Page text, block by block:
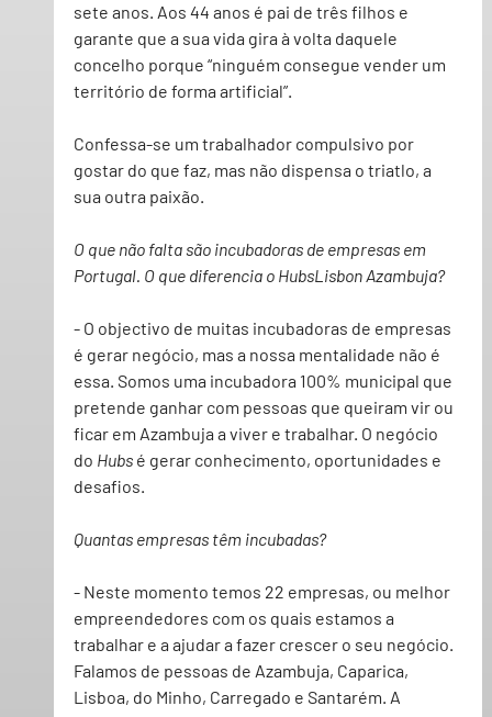
sete anos. Aos 44 anos é pai de três filhos e
garante que a sua vida gira à volta daquele
concelho porque “ninguém consegue vender um
território de forma artificial”.
Confessa-se um trabalhador compulsivo por
gostar do que faz, mas não dispensa o triatlo, a
sua outra paixão.
O que não falta são incubadoras de empresas em
Portugal. O que diferencia o HubsLisbon Azambuja?
- O objectivo de muitas incubadoras de empresas
é gerar negócio, mas a nossa mentalidade não é
essa. Somos uma incubadora 100% municipal que
pretende ganhar com pessoas que queiram vir ou
ficar em Azambuja a viver e trabalhar. O negócio
do Hubs é gerar conhecimento, oportunidades e
desafios.
Quantas empresas têm incubadas?
- Neste momento temos 22 empresas, ou melhor
empreendedores com os quais estamos a
trabalhar e a ajudar a fazer crescer o seu negócio.
Falamos de pessoas de Azambuja, Caparica,
Lisboa, do Minho, Carregado e Santarém. A